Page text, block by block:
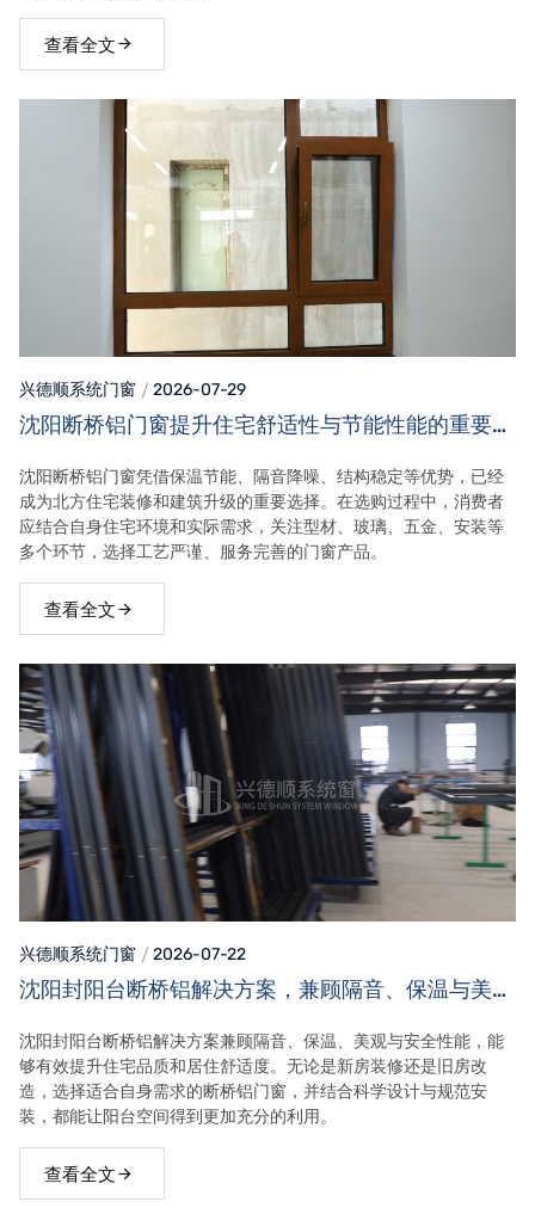
查看全文
兴德顺系统门窗 2026-07-29
沈阳断桥铝门窗提升住宅舒适性与节能性能的重要选
沈阳断桥铝门窗凭借保温节能、隔音降噪、结构稳定等优势，已经
成为北方住宅装修和建筑升级的重要选择。在选购过程中，消费者
应结合自身住宅环境和实际需求，关注型材、玻璃、五金、安装等
多个环节，选择工艺严谨、服务完善的门窗产品。
查看全文
兴德顺系统门窗 2026-07-22
沈阳封阳台断桥铝解决方案，兼顾隔音、保温与美观
沈阳封阳台断桥铝解决方案兼顾隔音、保温、美观与安全性能，能
够有效提升住宅品质和居住舒适度。无论是新房装修还是旧房改
造，选择适合自身需求的断桥铝门窗，并结合科学设计与规范安
装，都能让阳台空间得到更加充分的利用。
查看全文